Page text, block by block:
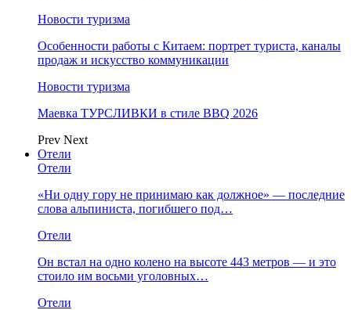
Новости туризма
Особенности работы с Китаем: портрет туриста, каналы
продаж и искусство коммуникации
Новости туризма
Маевка ТУРСЛИВКИ в стиле BBQ 2026
Prev Next
Отели
Отели
«Ни одну гору не принимаю как должное» — последние
слова альпиниста, погибшего под…
Отели
Он встал на одно колено на высоте 443 метров — и это
стоило им восьми уголовных…
Отели